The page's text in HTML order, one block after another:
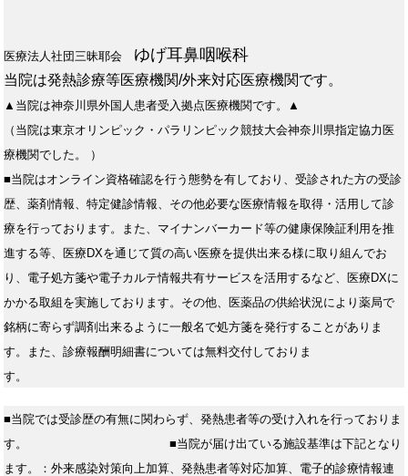
医療法人社団三昧耶会 ゆげ耳鼻咽喉科
当院は発熱診療等医療機関/外来対応医療機関です。
▲当院は神奈川県外国人患者受入拠点医療機関です。▲
（当院は東京オリンピック・パラリンピック競技大会神奈川県指定協力医
療機関でした。 ）
■当院はオンライン資格確認を行う態勢を有しており、受診された方の受診
歴、薬剤情報、特定健診情報、その他必要な医療情報を取得・活用して診
療を行っております。また、マイナンバーカード等の健康保険証利用を推
進する等、医療DXを通じて質の高い医療を提供出来る様に取り組んでお
り、電子処方箋や電子カルテ情報共有サービスを活用するなど、医療DXに
かかる取組を実施しております。その他、医薬品の供給状況により薬局で
銘柄に寄らず調剤出来るように一般名で処方箋を発行することがありま
す。また、診療報酬明細書については無料交付しておりま
す。
■当院では受診歴の有無に関わらず、発熱患者等の受け入れを行っておりま
す。
■当院が届け出ている施設基準は下記となり
ます。：外来感染対策向上加算、発熱患者等対応加算、電子的診療情報連